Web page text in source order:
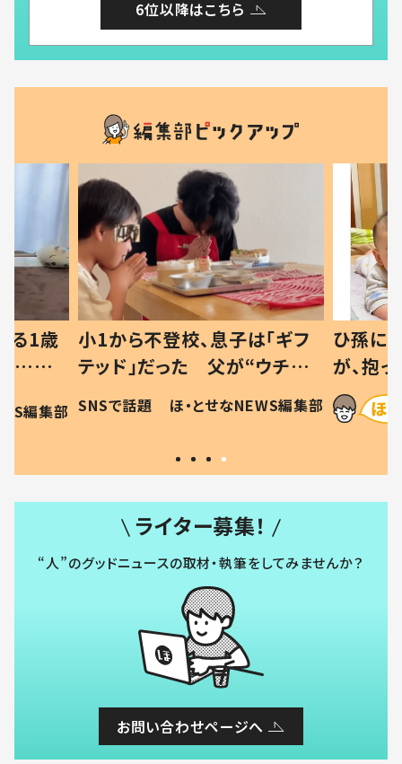
6位以降はこちら
る1歳
…母
現行
編集部
小1から不登校、息子は「ギフ
テッド」だった 父が“ウチ給
食”を作り続ける理由とは #令
和の親 #令和の子
SNSで話題 ほ・とせなNEWS編集部
ひ孫に
が、抱
に「涙
方ない」
ライター募集！
“人”のグッドニュースの取材・執筆をしてみませんか？
お問い合わせページへ